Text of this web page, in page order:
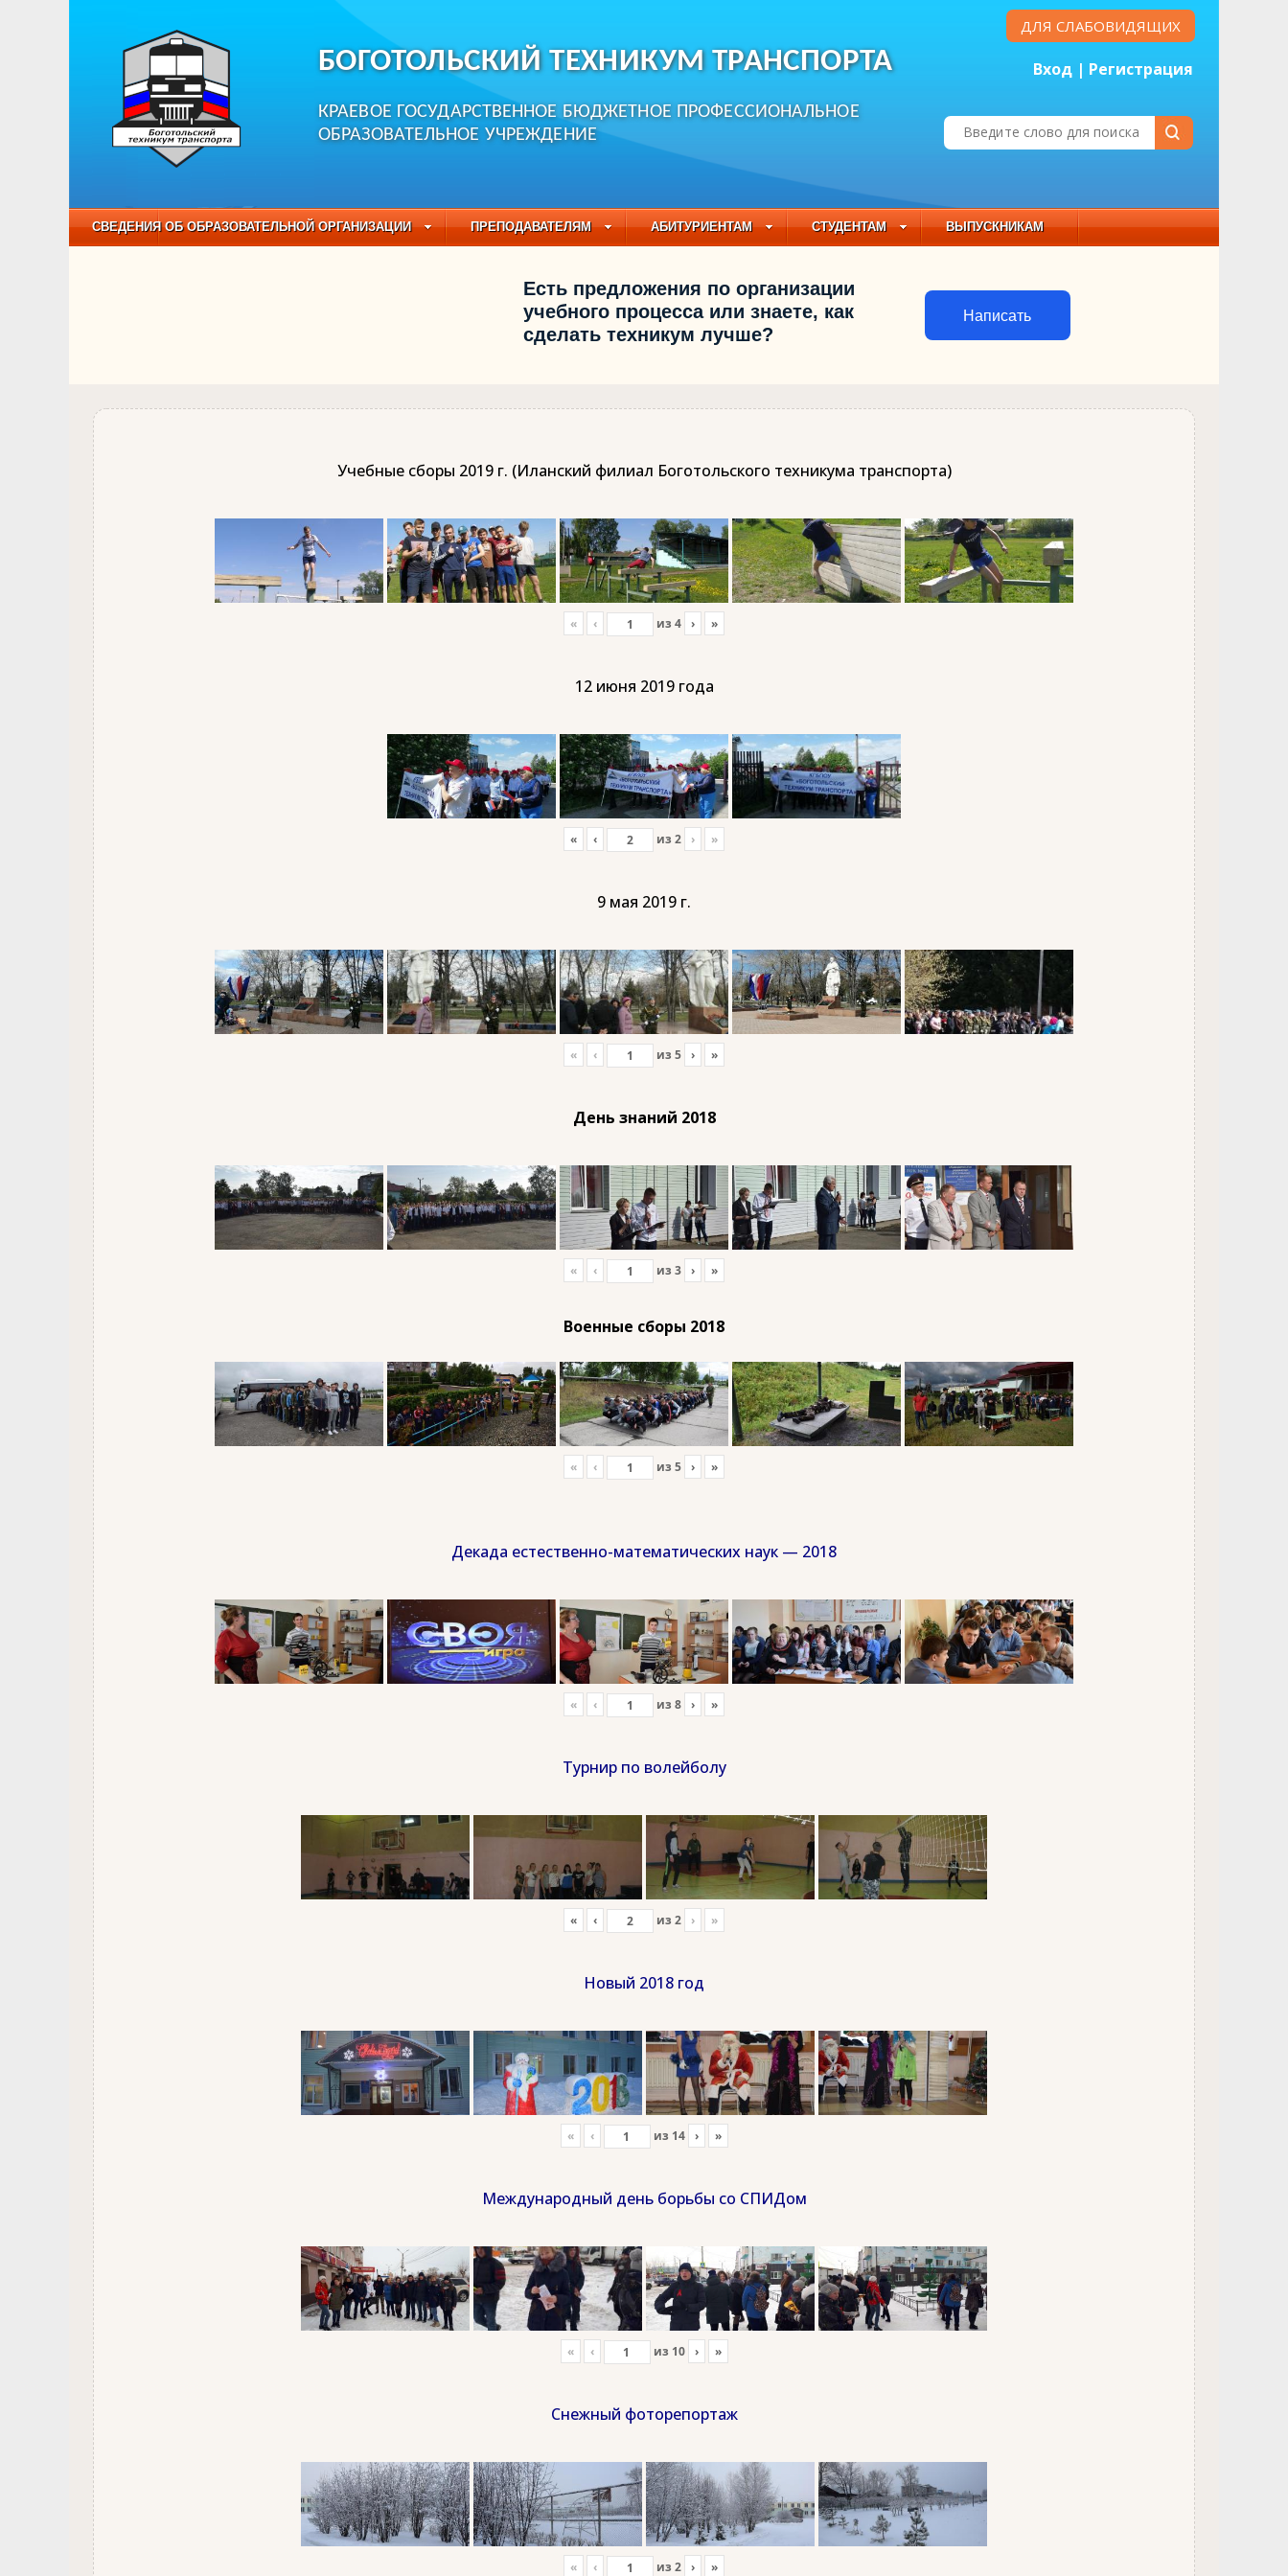
БОГОТОЛЬСКИЙ ТЕХНИКУМ ТРАНСПОРТА
КРАЕВОЕ ГОСУДАРСТВЕННОЕ БЮДЖЕТНОЕ ПРОФЕССИОНАЛЬНОЕ
ОБРАЗОВАТЕЛЬНОЕ УЧРЕЖДЕНИЕ
ДЛЯ СЛАБОВИДЯЩИХ
Вход | Регистрация
СВЕДЕНИЯ ОБ ОБРАЗОВАТЕЛЬНОЙ ОРГАНИЗАЦИИ ПРЕПОДАВАТЕЛЯМ АБИТУРИЕНТАМ СТУДЕНТАМ ВЫПУСКНИКАМ
НАБОР ОБУЧАЮЩИХСЯ НА 2021-2022 УЧЕБНЫЙ ГОД
Есть предложения по организации
учебного процесса или знаете, как
сделать техникум лучше?
Написать
Учебные сборы 2019 г. (Иланский филиал Боготольского техникума транспорта)
« ‹ из 4 › »
12 июня 2019 года
« ‹ из 2 › »
9 мая 2019 г.
« ‹ из 5 › »
День знаний 2018
« ‹ из 3 › »
Военные сборы 2018
« ‹ из 5 › »
Декада естественно-математических наук — 2018
« ‹ из 8 › »
Турнир по волейболу
« ‹ из 2 › »
Новый 2018 год
« ‹ из 14 › »
Международный день борьбы со СПИДом
« ‹ из 10 › »
Снежный фоторепортаж
« ‹ из 2 › »